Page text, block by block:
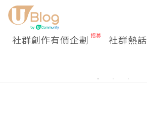
社群創作有價企劃 社群熱話